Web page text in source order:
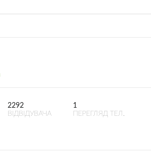
2292
ВІДВІДУВАЧА
1
ПЕРЕГЛЯД ТЕЛ.